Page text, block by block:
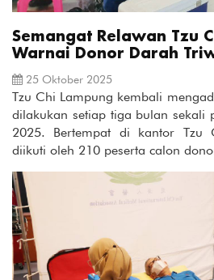
Semangat Relawan Tzu
Warnai Donor Darah
25 Oktober 2025
Tzu Chi Lampung kembali
dilakukan setiap tiga bulan sekali
2025. Bertempat di kantor Tzu
diikuti oleh 210 peserta calon